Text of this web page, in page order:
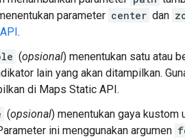
parameter center dan
.
(opsional) menentukan satu atau
lain yang akan ditampilkan.
di Maps Static API.
(opsional) menentukan gaya kustom
ini menggunakan argumen